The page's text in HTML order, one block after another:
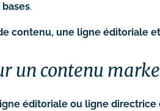
.
contenu, une ligne éditoriale
un contenu
éditoriale ou ligne directrice